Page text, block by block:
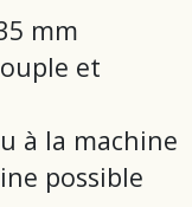
mm
et
à la machine
possible